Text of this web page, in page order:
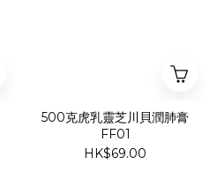
500克虎乳靈芝川貝潤肺膏
FF01
HK$69.00